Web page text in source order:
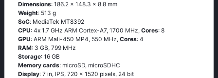
Dimensions: 186.2 x 148.3 x 8.8 mm
Weight: 513 g
SoC: МеdiаТеk МТ8392
CPU: 4х 1.7 GНz АRМ Соrtех-А7, 1700 MHz, Cores: 8
GPU: ARM Mali-450 MP4, 550 MHz, Cores: 4
RAM: 3 GB, 799 MHz
Storage: 16 GB
Memory cards: microSD, microSDHC
Display: 7 in, IPS, 720 x 1520 pixels, 24 bit